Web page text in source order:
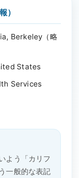
）
Berkeley （略
States
Services
よう「カリフ
一般的な表記